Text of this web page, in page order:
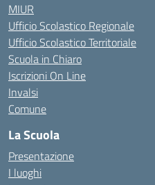
MIUR
Ufficio Scolastico Regionale
Ufficio Scolastico Territoriale
Scuola in Chiaro
Iscrizioni On Line
Invalsi
Comune
La Scuola
Presentazione
I luoghi